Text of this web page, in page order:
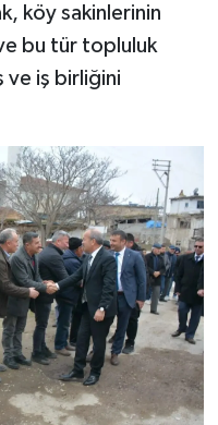
köy sakinlerinin
bu tür topluluk
ve iş birliğini